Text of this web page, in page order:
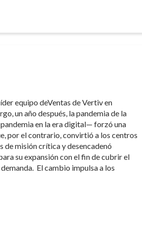
equipo deVentas de Vertiv en
un año después, la pandemia de la
en la era digital— forzó una
por el contrario, convirtió a los centros
de misión crítica y desencadenó
su expansión con el fin de cubrir el
El cambio impulsa a los